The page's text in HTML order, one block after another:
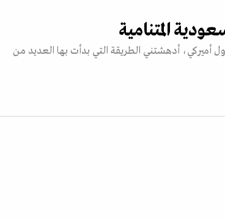
المتنامية
أميركي، أدهشتني الطريقة التي بدأت بها العديد من